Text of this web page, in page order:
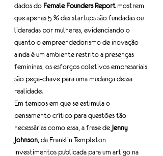
dados do Female Founders Report mostrem
que apenas 5 % das startups são fundadas ou
lideradas por mulheres, evidenciando o
quanto o empreendedorismo de inovação
ainda é um ambiente restrito a presenças
femininas, os esforços coletivos empresariais
são peça-chave para uma mudança dessa
realidade.
Em tempos em que se estimula o
pensamento crítico para questões tão
necessárias como essa, a frase de Jenny
Johnson, da Franklin Templeton
Investimentos publicada para um artigo na